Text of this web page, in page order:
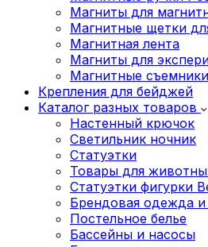
Магниты для
Магнитные щетки
Магнитная лента
Магниты для
Магнитные
Крепления для бейджей
Каталог разных товаров
Настенный крючок
Светильник ночник
Статуэтки
Товары для
Статуэтки фигурки
Брендовая одежда и
Постельное белье
Бассейны и насосы